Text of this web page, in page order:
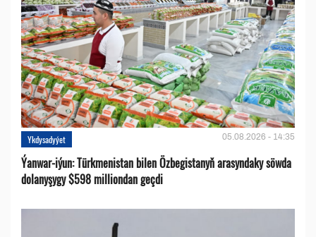
Ykdysadyýet 05.08.2026 - 14:35
Ýanwar-iýun: Türkmenistan bilen Özbegistanyň arasyndaky söwda
dolanyşygy $598 milliondan geçdi